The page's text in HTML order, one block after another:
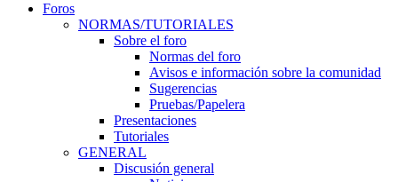
Foros
NORMAS/TUTORIALES
Sobre el foro
Normas del foro
Avisos e información sobre la comunidad
Sugerencias
Pruebas/Papelera
Presentaciones
Tutoriales
GENERAL
Discusión general